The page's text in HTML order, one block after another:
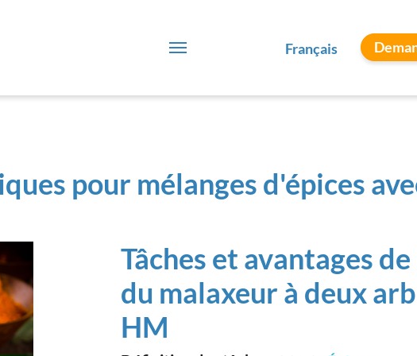
Français
pour mélanges d'épices
Tâches et avantages
du malaxeur à deux
HM